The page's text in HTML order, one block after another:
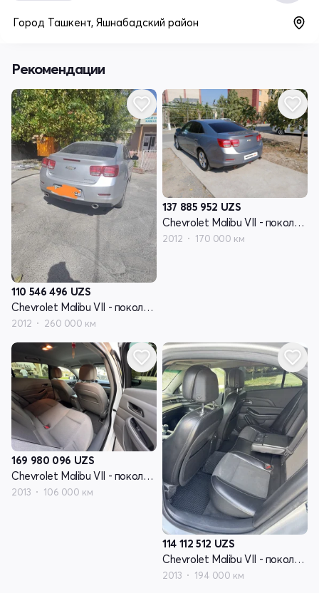
Город Ташкент, Яшнабадский район
Рекомендации
110 546 496 UZS
Chevrolet Malibu VII - поколение
2012 260 000 км
137 885 952 UZS
Chevrolet Malibu VII - поколение
2012 170 000 км
169 980 096 UZS
Chevrolet Malibu VII - поколение
2013 106 000 км
114 112 512 UZS
Chevrolet Malibu VII - поколение
2013 194 000 км